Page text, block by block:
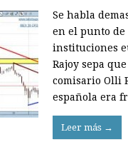
Se habla
en el punto de
instituciones
Rajoy sepa
comisario Olli
española era
Leer más →